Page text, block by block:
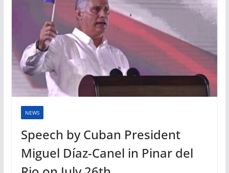
NEWS
Speech by Cuban President
Miguel Díaz-Canel in Pinar del